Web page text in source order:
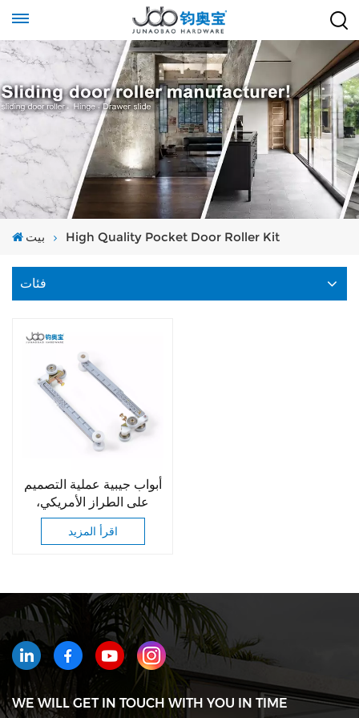
بيت High Quality Pocket Door Roller Kit
فئات
أبواب جيبية عملية التصميم
على الطراز الأمريكي،
أنظمة أبواب منزلقة بإغلاق
ناعم، بكرات أبواب منزلقة
اقرأ المزيد
WE WILL GET IN TOUCH WITH YOU IN TIME